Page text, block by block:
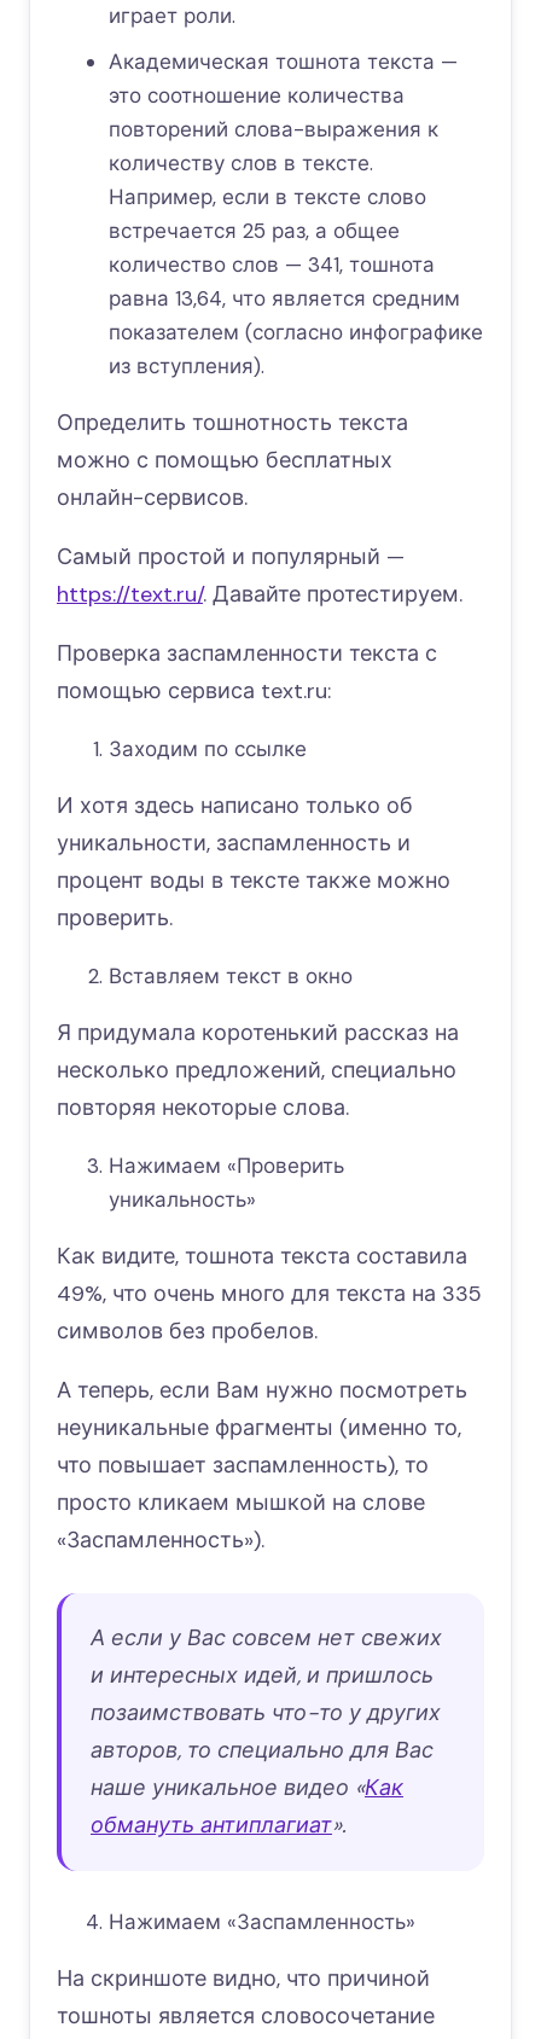
играет роли.
Академическая тошнота текста —
это соотношение количества
повторений слова-выражения к
количеству слов в тексте.
Например, если в тексте слово
встречается 25 раз, а общее
количество слов — 341, тошнота
равна 13,64, что является средним
показателем (согласно инфографике
из вступления).
Определить тошнотность текста
можно с помощью бесплатных
онлайн-сервисов.
Самый простой и популярный —
https://text.ru/. Давайте протестируем.
Проверка заспамленности текста с
помощью сервиса text.ru:
Заходим по ссылке
И хотя здесь написано только об
уникальности, заспамленность и
процент воды в тексте также можно
проверить.
Вставляем текст в окно
Я придумала коротенький рассказ на
несколько предложений, специально
повторяя некоторые слова.
Нажимаем «Проверить
уникальность»
Как видите, тошнота текста составила
49%, что очень много для текста на 335
символов без пробелов.
А теперь, если Вам нужно посмотреть
неуникальные фрагменты (именно то,
что повышает заспамленность), то
просто кликаем мышкой на слове
«Заспамленность»).
А если у Вас совсем нет свежих
и интересных идей, и пришлось
позаимствовать что-то у других
авторов, то специально для Вас
наше уникальное видео «Как
обмануть антиплагиат».
Нажимаем «Заспамленность»
На скриншоте видно, что причиной
тошноты является словосочетание